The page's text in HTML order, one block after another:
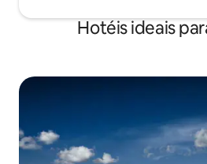
Hotéis ideais